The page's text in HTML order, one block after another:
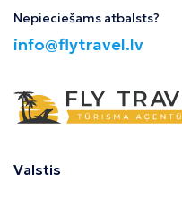
Nepieciešams atbalsts?
info@flytravel.lv
Valstis